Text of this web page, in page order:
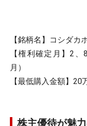
【銘柄名】コシダカ
【権利確定月】2
月）
【最低購入金額】20
株主優待が魅